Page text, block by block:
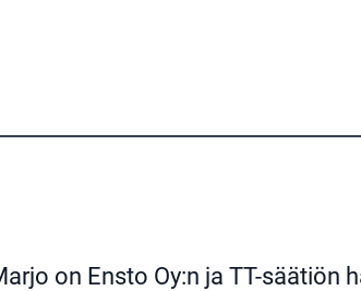
on Ensto Oy:n ja TT-säätiön